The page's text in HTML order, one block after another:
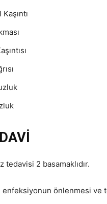
tedavisi 2 basamaklıdır.
enfeksiyonun önlenmesi ve